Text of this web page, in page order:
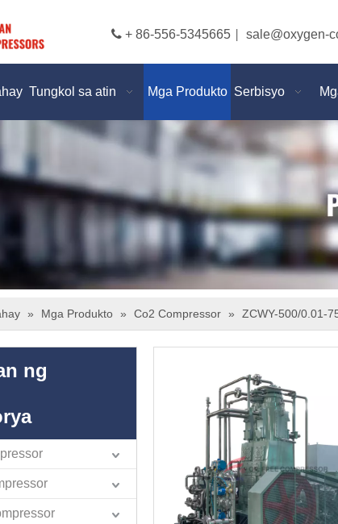
 + 86-556-5345665 sale@oxygen-
Tungkol sa atin Mga Produkto Serbisyo
» Mga Produkto » Co2 Compressor » ZCWY-500/0.01-
ng